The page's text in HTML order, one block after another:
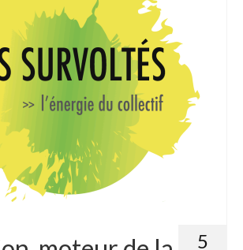
CITOYEN
juridique
aux sociétaires
5